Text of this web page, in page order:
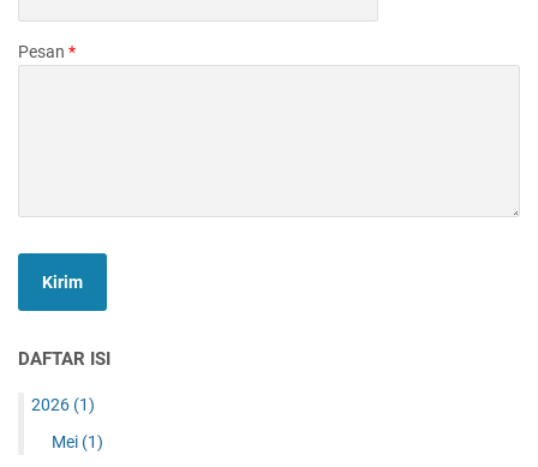
Pesan *
DAFTAR ISI
2026 (1)
Mei (1)